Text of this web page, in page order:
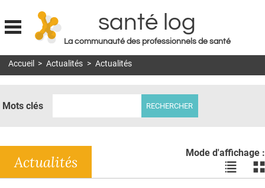
Jump to navigation
santé log
La communauté des professionnels de santé
MON COMPTE
DOSSIERS
RÉSEAUX
Accueil > Actualités > Actualités
Mots clés
Mode d'affichage :
Voir
les
les
Actualités